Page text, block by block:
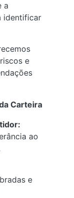
a
identificar
e
Carteira
ao
e